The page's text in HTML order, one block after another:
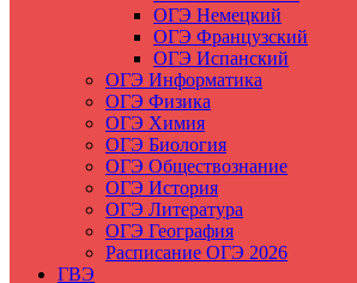
ОГЭ Немецкий
ОГЭ Французский
ОГЭ Испанский
ОГЭ Информатика
ОГЭ Физика
ОГЭ Химия
ОГЭ Биология
ОГЭ Обществознание
ОГЭ История
ОГЭ Литература
ОГЭ География
Расписание ОГЭ 2026
ГВЭ